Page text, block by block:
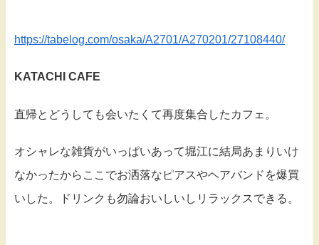
https://tabelog.com/osaka/A2701/A270201/27108440/
KATACHI CAFE
直帰とどうしても会いたくて再度集合したカフェ。
オシャレな雑貨がいっぱいあって堀江に結局あまりいけ
なかったからここでお洒落なピアスやヘアバンドを爆買
いした。ドリンクも勿論おいしいしリラックスできる。